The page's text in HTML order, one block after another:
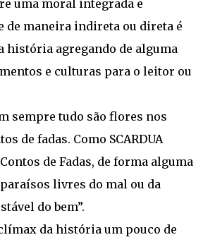
uma moral integrada e
de maneira indireta ou direta é
história agregando de alguma
e culturas para o leitor ou
sempre tudo são flores nos
de fadas. Como SCARDUA
de Fadas, de forma alguma
livres do mal ou da
do bem”.
da história um pouco de